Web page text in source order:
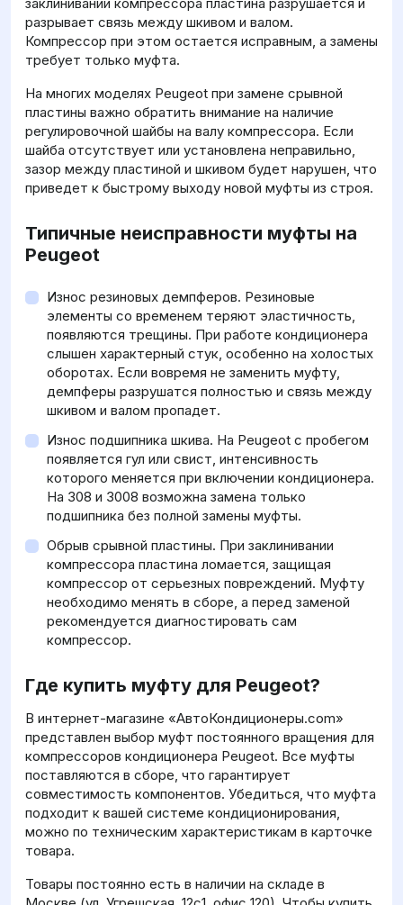
разрывает связь между шкивом и валом.
Компрессор при этом остается исправным, а замены
требует только муфта.
На многих моделях Peugeot при замене срывной
пластины важно обратить внимание на наличие
регулировочной шайбы на валу компрессора. Если
шайба отсутствует или установлена неправильно,
зазор между пластиной и шкивом будет нарушен, что
приведет к быстрому выходу новой муфты из строя.
Типичные неисправности муфты на
Peugeot
Износ резиновых демпферов. Резиновые
элементы со временем теряют эластичность,
появляются трещины. При работе кондиционера
слышен характерный стук, особенно на холостых
оборотах. Если вовремя не заменить муфту,
демпферы разрушатся полностью и связь между
шкивом и валом пропадет.
Износ подшипника шкива. На Peugeot с пробегом
появляется гул или свист, интенсивность
которого меняется при включении кондиционера.
На 308 и 3008 возможна замена только
подшипника без полной замены муфты.
Обрыв срывной пластины. При заклинивании
компрессора пластина ломается, защищая
компрессор от серьезных повреждений. Муфту
необходимо менять в сборе, а перед заменой
рекомендуется диагностировать сам
компрессор.
Где купить муфту для Peugeot?
В интернет-магазине «АвтоКондиционеры.com»
представлен выбор муфт постоянного вращения для
компрессоров кондиционера Peugeot. Все муфты
поставляются в сборе, что гарантирует
совместимость компонентов. Убедиться, что муфта
подходит к вашей системе кондиционирования,
можно по техническим характеристикам в карточке
товара.
Товары постоянно есть в наличии на складе в